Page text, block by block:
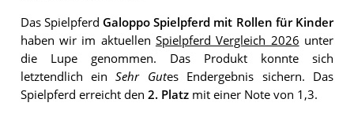
Das Spielpferd Galoppo Spielpferd mit Rollen für Kinder
haben wir im aktuellen Spielpferd Vergleich 2026 unter
die Lupe genommen. Das Produkt konnte sich
letztendlich einSehr Gutes Endergebnis sichern. Das
Spielpferd erreicht den 2. Platzmit einer Note von 1,3.